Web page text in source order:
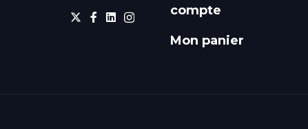
compte
Mon panier